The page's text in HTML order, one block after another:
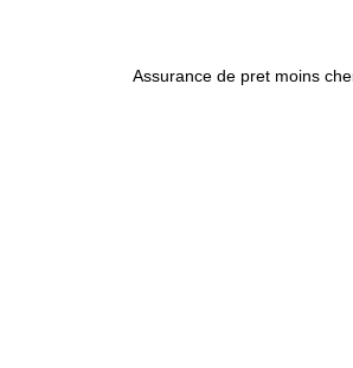
Assurance de pret moins